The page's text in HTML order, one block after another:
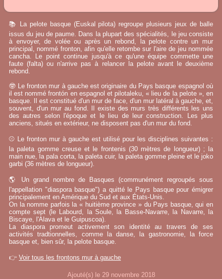
📚 La pelote basque (Euskal pilota) regroupe plusieurs jeux de balle
issus du jeu de paume. Dans la plupart des spécialités, le jeu consiste
à envoyer, de volée ou après un rebond, la pelote contre un mur
principal, nommé fronton, afin qu'elle retombe sur l'aire de jeu nommée
cancha. Le point continue jusqu'à ce qu'une équipe commette une
faute (falta) ou n'arrive pas à relancer la pelote avant le deuxième
rebond.
🤓 Le fronton mur à gauche est originaire du Pays basque espagnol où
il est nommé frontón en espagnol et pilotaleku, « lieu de la pelote », en
basque. Il est constitué d'un mur de face, d'un mur latéral à gauche, et,
souvent, d'un mur au fond. Il existe des murs très différents les uns
des autres selon l'époque et le lieu de leur construction. Les plus
anciens, situés en extérieur, ne disposent pas d'un mur du fond.
⚾ Le fronton mur à gauche est utilisé pour les disciplines suivantes :
la paleta gomme creuse et le frontenis (30 mètres de longueur) ; la
main nue, la pala corta, la paleta cuir, la paleta gomme pleine et le joko
garbi (36 mètres de longueur).
🌎 Un grand nombre de Basques (communément regroupés sous
l'appellation "diaspora basque") a quitté le Pays basque pour émigrer
principalement en Amérique du Sud et aux États-Unis.
On la nomme parfois la « huitième province » du Pays basque, qui en
compte sept (le Labourd, la Soule, la Basse-Navarre, la Navarre, la
Biscaye, l'Alava et le Guipuscoa).
La diaspora promeut activement son identité au travers de ses
activités tradtionnelles, comme la danse, la gastronomie, la force
basque et, bien sûr, la pelote basque.
👉 Voir tous les frontons mur à gauche
Ajouté(s) le 29 novembre 2018